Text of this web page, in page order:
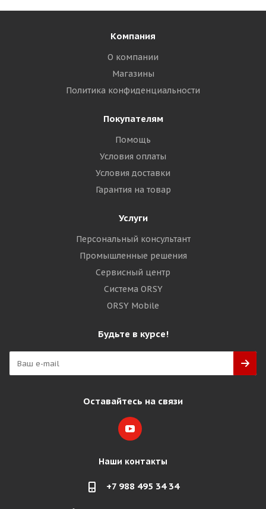
Компания
О компании
Магазины
Политика конфиденциальности
Покупателям
Помощь
Условия оплаты
Условия доставки
Гарантия на товар
Услуги
Персональный консультант
Промышленные решения
Сервисный центр
Система ORSY
ORSY Mobile
Будьте в курсе!
Оставайтесь на связи
Наши контакты
+7 988 495 34 34